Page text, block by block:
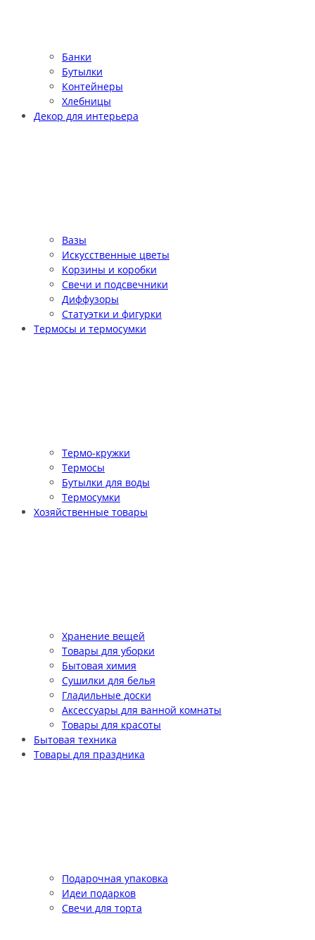
Банки
Бутылки
Контейнеры
Хлебницы
Декор для интерьера
Вазы
Искусственные цветы
Корзины и коробки
Свечи и подсвечники
Диффузоры
Статуэтки и фигурки
Термосы и термосумки
Термо-кружки
Термосы
Бутылки для воды
Термосумки
Хозяйственные товары
Хранение вещей
Товары для уборки
Бытовая химия
Сушилки для белья
Гладильные доски
Аксессуары для ванной комнаты
Товары для красоты
Бытовая техника
Товары для праздника
Подарочная упаковка
Идеи подарков
Свечи для торта